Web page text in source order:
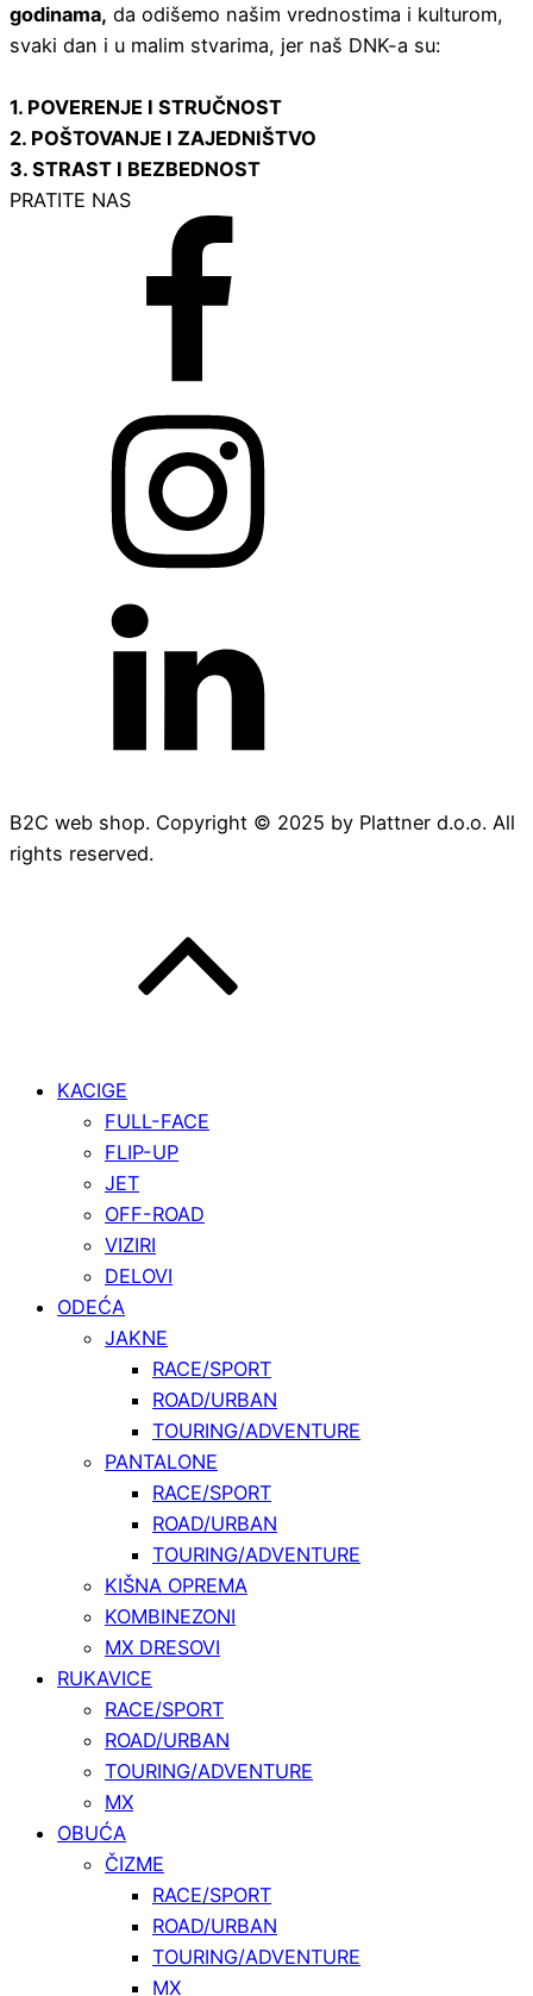
godinama, da odišemo našim vrednostima i kulturom,
svaki dan i u malim stvarima, jer naš DNK-a su:
1. POVERENJE I STRUČNOST
2. POŠTOVANJE I ZAJEDNIŠTVO
3. STRAST I BEZBEDNOST
PRATITE NAS
B2C web shop. Copyright © 2025 by Plattner d.o.o. All
rights reserved.
KACIGE
FULL-FACE
FLIP-UP
JET
OFF-ROAD
VIZIRI
DELOVI
ODEĆA
JAKNE
RACE/SPORT
ROAD/URBAN
TOURING/ADVENTURE
PANTALONE
RACE/SPORT
ROAD/URBAN
TOURING/ADVENTURE
KIŠNA OPREMA
KOMBINEZONI
MX DRESOVI
RUKAVICE
RACE/SPORT
ROAD/URBAN
TOURING/ADVENTURE
MX
OBUĆA
ČIZME
RACE/SPORT
ROAD/URBAN
TOURING/ADVENTURE
MX